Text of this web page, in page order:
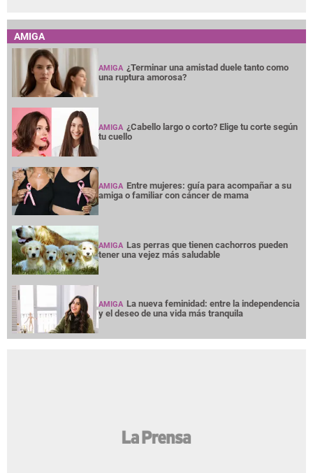
AMIGA
AMIGA ¿Terminar una amistad duele tanto como
una ruptura amorosa?
AMIGA ¿Cabello largo o corto? Elige tu corte según
tu cuello
AMIGA Entre mujeres: guía para acompañar a su
amiga o familiar con cáncer de mama
AMIGA Las perras que tienen cachorros pueden
tener una vejez más saludable
AMIGA La nueva feminidad: entre la independencia
y el deseo de una vida más tranquila